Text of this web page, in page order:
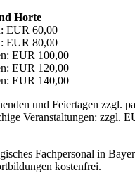
Horte
EUR 60,00
EUR 80,00
EUR 100,00
EUR 120,00
EUR 140,00
und Feiertagen zzgl.
Veranstaltungen: zzgl.
Fachpersonal in
kostenfrei.